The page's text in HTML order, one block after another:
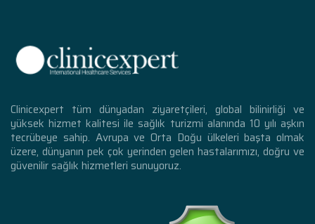
Clinicexpert tüm dünyadan ziyaretçileri, global bilinirliği ve
yüksek hizmet kalitesi ile sağlık turizmi alanında 10 yılı aşkın
tecrübeye sahip. Avrupa ve Orta Doğu ülkeleri başta olmak
üzere, dünyanın pek çok yerinden gelen hastalarımızı, doğru ve
güvenilir sağlık hizmetleri sunuyoruz.